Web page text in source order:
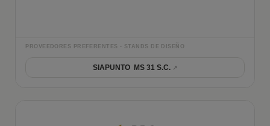
PROVEEDORES PREFERENTES - STANDS DE DISEÑO
SIAPUNTO MS 31 S.C.